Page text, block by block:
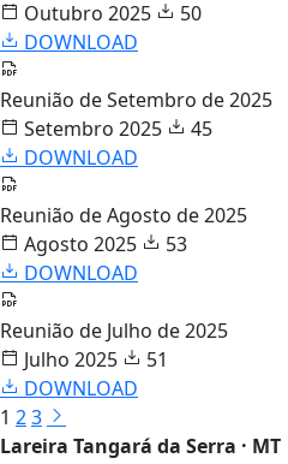
Outubro 2025
50
DOWNLOAD
Reunião de Setembro de 2025
Setembro 2025
45
DOWNLOAD
Reunião de Agosto de 2025
Agosto 2025
53
DOWNLOAD
Reunião de Julho de 2025
Julho 2025
51
DOWNLOAD
1 23
Lareira Tangará da Serra · MT